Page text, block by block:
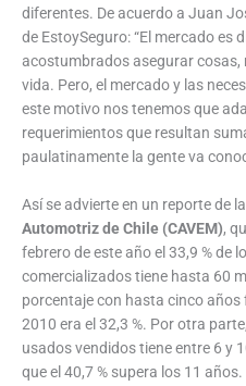
diferentes. De acuerdo a Juan
de EstoySeguro: “El mercado es
acostumbrados asegurar cosas,
vida. Pero, el mercado y las
este motivo nos tenemos que
requerimientos que resultan
paulatinamente la gente va
Así se advierte en un reporte de la
Automotriz de Chile (CAVEM),
febrero de este año el 33,9 % de
comercializados tiene hasta 60
porcentaje con hasta cinco años
2010 era el 32,3 %. Por otra
usados vendidos tiene entre 6 y
que el 40,7 % supera los 11 años.